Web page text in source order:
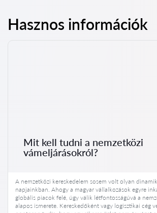
Hasznos információk
Mit kell tudni a nemzetközi
vámeljárásokról?
A nemzetközi kereskedelem sosem volt olyan
napjainkban. Ahogy a magyar vállalkozások egyre
globális piacok felé, úgy válik létfontosságúvá a
alapos ismerete. Kereskedőként vagy logisztikai cég